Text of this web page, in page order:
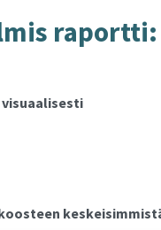
ra­port­ti: